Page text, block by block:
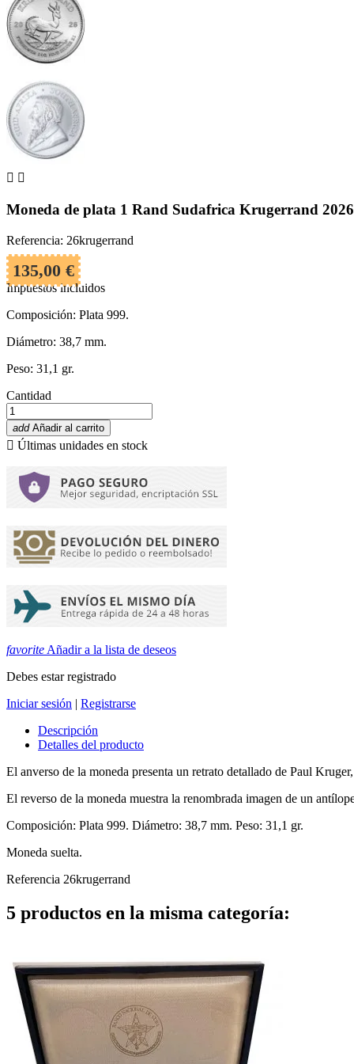
 
Moneda de plata 1 Rand Sudafrica Krugerrand 2026
Referencia: 26krugerrand
135,00 €
Impuestos incluidos
Composición: Plata 999.
Diámetro: 38,7 mm.
Peso: 31,1 gr.
Cantidad
add Añadir al carrito
 Últimas unidades en stock
favorite Añadir a la lista de deseos
Debes estar registrado
Iniciar sesión | Registrarse
Descripción
Detalles del producto
El anverso de la moneda presenta un retrato detallado de Paul
El reverso de la moneda muestra la renombrada imagen de un
Composición: Plata 999. Diámetro: 38,7 mm. Peso: 31,1 gr.
Moneda suelta.
Referencia 26krugerrand
5 productos en la misma categoría: